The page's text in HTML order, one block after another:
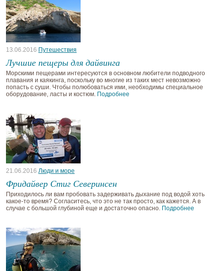
13.06.2016 Путешествия
Лучшие пещеры для дайвинга
Морскими пещерами интересуются в основном любители подводного
плавания и каякинга, поскольку во многие из таких мест невозможно
попасть с суши. Чтобы полюбоваться ими, необходимы специальное
оборудование, ласты и костюм. Подробнее
21.06.2016 Люди и море
Фридайвер Стиг Северинсен
Приходилось ли вам пробовать задерживать дыхание под водой хоть
какое-то время? Согласитесь, что это не так просто, как кажется. А в
случае с большой глубиной еще и достаточно опасно. Подробнее